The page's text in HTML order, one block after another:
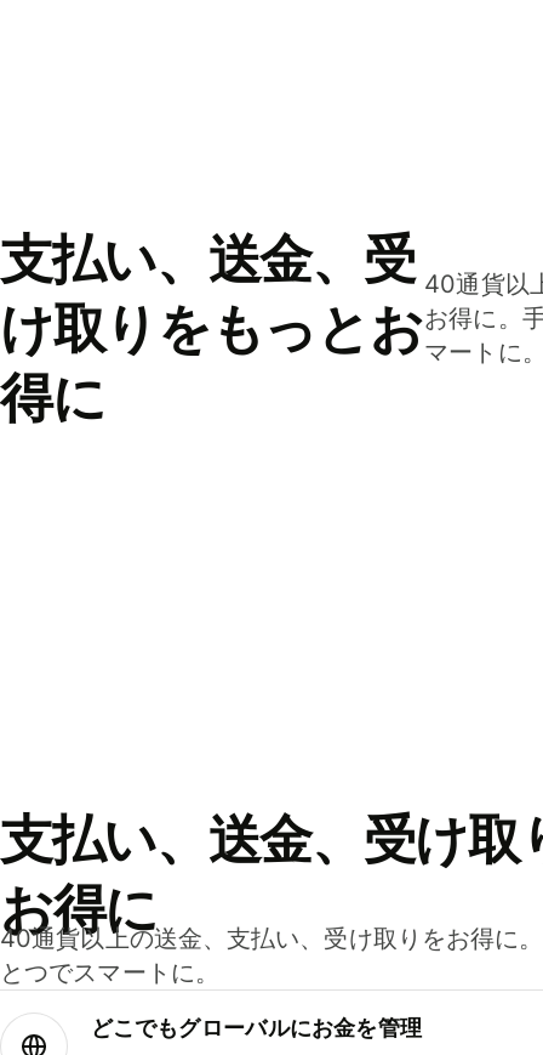
支払い、送金、受
け取りをもっとお
得に
40通貨以
お得に。
マートに
支払い、送金、受け取
お得に
40通貨以上の送金、支払い、受け取りをお得に
とつでスマートに。
どこでもグ⁠ロ⁠ー⁠バ⁠ルにお金を管理